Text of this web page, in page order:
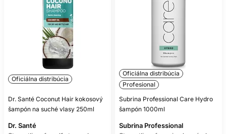
DOKÁŽE KOZMETIKA OPRAVIŤ
ROZŠTIEPENÉ KONČEKY?
Môže ich dočasne uhladiť, ale trvalo ich odstráni až
POTREBUJÚ SUCHÉ VLASY
TEPELNÚ OCHRANU?
Áno, ak používate tepelné nástroje. Vyberte produkt s
výslovne uvedenou tepelnou ochranou.
Oficiálna distribúcia
Dr. Santé Coconut Hair kokosový
šampón na suché vlasy 250ml
Dr. Santé
Oficiálna distribúcia
Profesional
Subrina Professional Care Hydro
šampón 1000ml
Subrina Professional